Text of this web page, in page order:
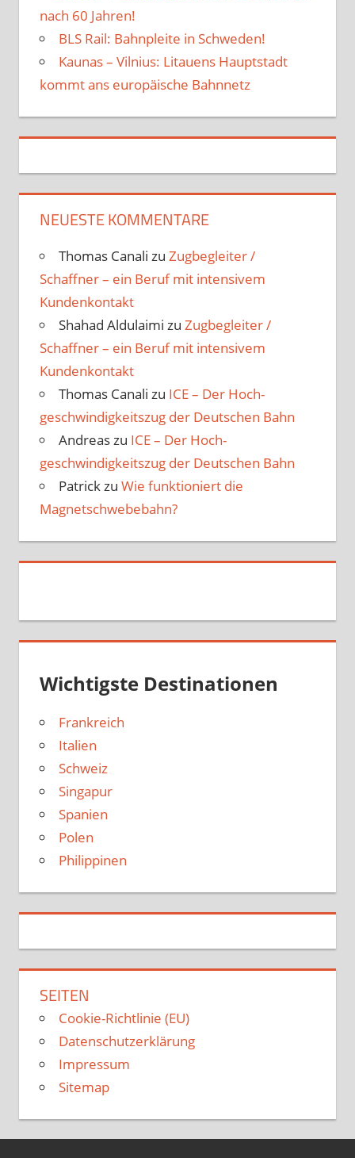
nach 60 Jahren!
BLS Rail: Bahnpleite in Schweden!
Kaunas – Vilnius: Litauens Hauptstadt
kommt ans europäische Bahnnetz
NEUESTE KOMMENTARE
Thomas Canali zu Zugbegleiter /
Schaffner – ein Beruf mit intensivem
Kundenkontakt
Shahad Aldulaimi zu Zugbegleiter /
Schaffner – ein Beruf mit intensivem
Kundenkontakt
Thomas Canali zu ICE – Der Hoch­
geschwindigkeits­zug der Deutschen Bahn
Andreaszu ICE – Der Hoch­
geschwindigkeits­zug der Deutschen Bahn
Patrickzu Wie funktioniert die
Magnetschwebebahn?
Wichtigste Destinationen
Frankreich
Italien
Schweiz
Singapur
Spanien
Polen
Philippinen
SEITEN
Cookie-Richtlinie (EU)
Datenschutzerklärung
Impressum
Sitemap